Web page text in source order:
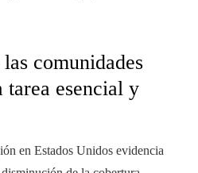
comunidades
tarea esencial y
en Estados Unidos evidencia